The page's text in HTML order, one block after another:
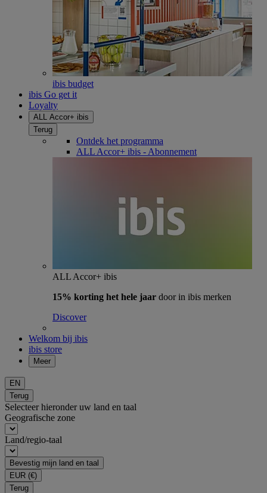
ibis budget
ibis Go get it
Loyalty
ALL Accor+ ibis
Terug
Ontdek het programma
ALL Accor+ ibis - Abonnement
ALL Accor+ ibis
15% korting het hele jaar door in ibis merken
Discover
Welkom bij ibis
ibis store
Meer
EN
Terug
Selecteer hieronder uw land en taal
Geografische zone
Land/regio-taal
Bevestig mijn land en taal
EUR (€)
Terug